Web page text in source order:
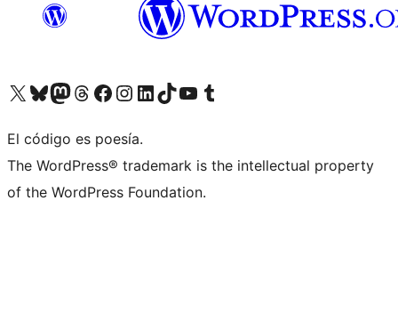
Visita nuestra cuenta de X (anteriormente Twitter)
Visita nuestra cuenta de Bluesky
Visita nuestra cuenta de Mastodon
Visita nuestra cuenta de Threads
Visita nuestra página de Facebook
Visita nuestra cuenta de Instagram
Visita nuestra cuenta de LinkedIn
Visita nuestra cuenta de TikTok
Visita nuestro canal de YouTube
Visita nuestra cuenta de Tumblr
El código es poesía.
The WordPress® trademark is the intellectual property
of the WordPress Foundation.